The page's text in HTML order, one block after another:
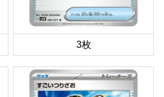
3枚